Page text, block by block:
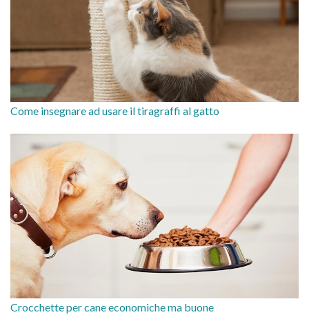
Come insegnare ad usare il tiragraffi al gatto
Crocchette per cane economiche ma buone